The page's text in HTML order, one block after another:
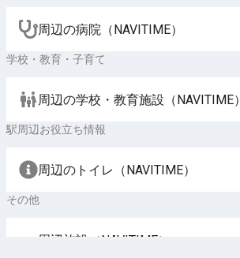
周辺の病院（NAVITIME）
学校・教育・子育て
周辺の学校・教育施設（NAVITIME）
駅周辺お役立ち情報
周辺のトイレ（NAVITIME）
その他
周辺施設（NAVITIME）